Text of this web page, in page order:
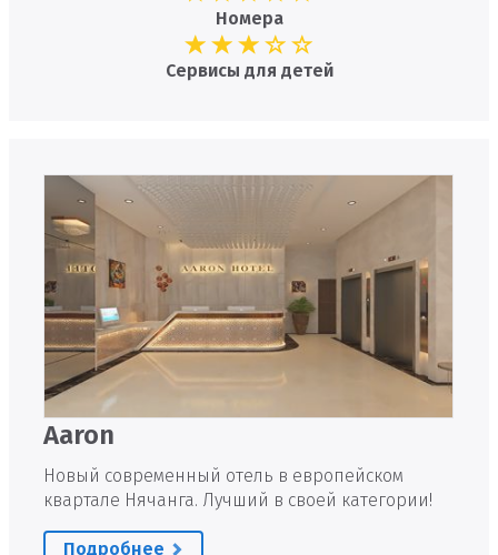
Номера
Сервисы для детей
Aaron
Новый современный отель в европейском
квартале Нячанга. Лучший в своей категории!
Подробнее